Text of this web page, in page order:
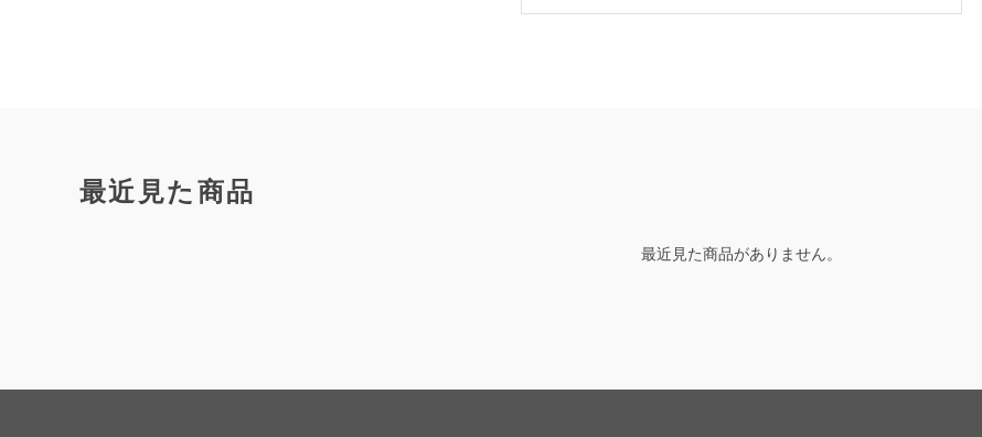
最近見た商品
最近見た商品がありません。